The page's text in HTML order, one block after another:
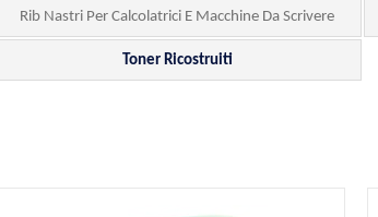
Rib Nastri Per Calcolatrici E Macchine Da Scrivere
Toner Ricostruiti